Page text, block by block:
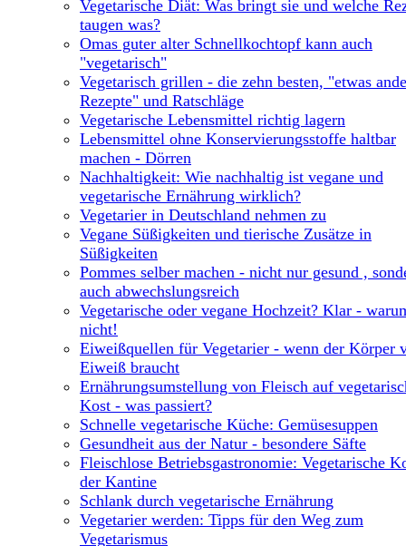
Vegetarische Diät: Was bringt sie und welche
taugen was?
Omas guter alter Schnellkochtopf kann auch
"vegetarisch"
Vegetarisch grillen - die zehn besten, "etwas
Rezepte" und Ratschläge
Vegetarische Lebensmittel richtig lagern
Lebensmittel ohne Konservierungsstoffe haltbar
machen - Dörren
Nachhaltigkeit: Wie nachhaltig ist vegane und
vegetarische Ernährung wirklich?
Vegetarier in Deutschland nehmen zu
Vegane Süßigkeiten und tierische Zusätze in
Süßigkeiten
Pommes selber machen - nicht nur gesund ,
auch abwechslungsreich
Vegetarische oder vegane Hochzeit? Klar -
nicht!
Eiweißquellen für Vegetarier - wenn der Körper
Eiweiß braucht
Ernährungsumstellung von Fleisch auf
Kost - was passiert?
Schnelle vegetarische Küche: Gemüsesuppen
Gesundheit aus der Natur - besondere Säfte
Fleischlose Betriebsgastronomie: Vegetarische
der Kantine
Schlank durch vegetarische Ernährung
Vegetarier werden: Tipps für den Weg zum
Vegetarismus